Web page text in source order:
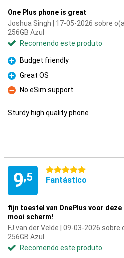
One Plus phone is great
Joshua Singh | 17-05-2026 sobre
256GB Azul
Recomendo este produto
Prós
Budget friendly
Prós
Great OS
Contras
No eSim support
Sturdy high quality phone
9,5
5 estrelas
Fantástico
fijn toestel van OnePlus voor deze
mooi scherm!
FJ van der Velde | 09-03-2026 sobre
256GB Azul
Recomendo este produto